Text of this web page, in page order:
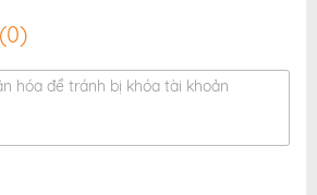
0)
hóa để tránh bị khóa tài khoản